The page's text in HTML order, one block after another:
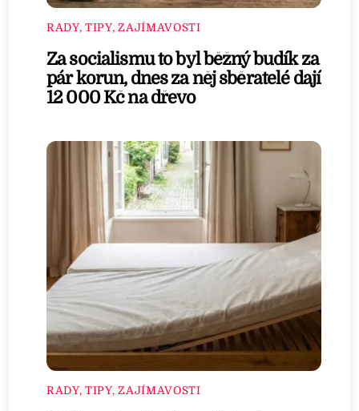
RADY, TIPY, ZAJÍMAVOSTI
Za socialismu to byl běžný budík za
pár korun, dnes za něj sběratelé dají
12 000 Kč na dřevo
RADY, TIPY, ZAJÍMAVOSTI